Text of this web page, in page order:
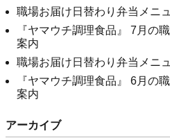
職場お届け日替わり弁当メニ
『ヤマウチ調理食品』 7月の
案内
職場お届け日替わり弁当メニ
『ヤマウチ調理食品』 6月の
案内
アーカイブ